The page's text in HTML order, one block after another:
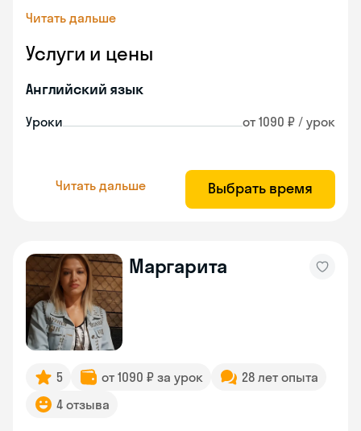
Читать дальше
Услуги и цены
Английский язык
Уроки от 1090 ₽ / урок
Читать дальше Выбрать время
Маргарита
5 от 1090 ₽ за урок
28 лет опыта
4 отзыва